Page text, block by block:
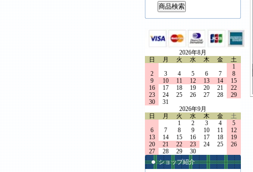
2026年8月
日
月 火 水 木 金
土
1
2
3 4 5 6 7
8
9
10 11 12 13 14
15
16
17 18 19 20 21
22
23
24 25 26 27 28
29
30
31
2026年9月
日
月 火 水 木 金
土
1
2 3 4
5
6
7 8 9 10 11
12
13
14 15 16 17 18
19
20
21 22 23 24 25
26
27
28 29
30
ショップ紹介